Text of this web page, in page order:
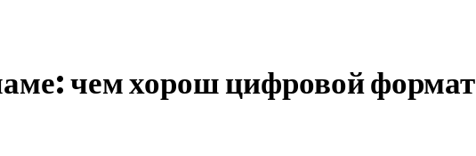
чем хорош цифровой формат